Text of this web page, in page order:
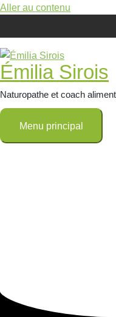
Aller au contenu
Émilia Sirois
Naturopathe et coach
Menu principal